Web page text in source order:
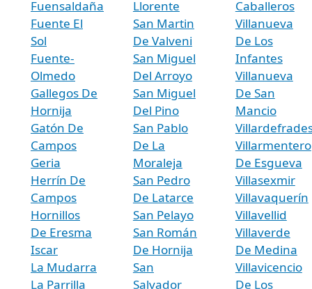
Fuensaldaña
Fuente El
Sol
Fuente-
Olmedo
Gallegos De
Hornija
Gatón De
Campos
Geria
Herrín De
Campos
Hornillos
De Eresma
Iscar
La Mudarra
La Parrilla
Llorente
San Martin
De Valveni
San Miguel
Del Arroyo
San Miguel
Del Pino
San Pablo
De La
Moraleja
San Pedro
De Latarce
San Pelayo
San Román
De Hornija
San
Salvador
Caballeros
Villanueva
De Los
Infantes
Villanueva
De San
Mancio
Villarmentero
De Esgueva
Villasexmir
Villavaquerín
Villavellid
Villaverde
De Medina
Villavicencio
De Los